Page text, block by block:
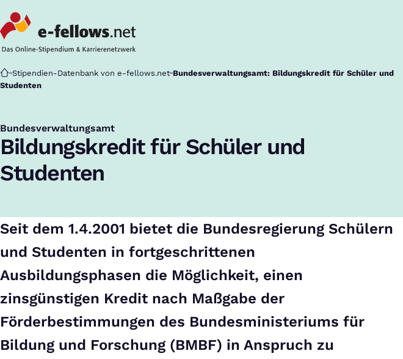
Startseite
Stipendien-Datenbank von e-fellows.net Bundesverwaltungsamt: Bildungskredit für Schüler und
Studenten
Bundesverwaltungsamt
:
Bildungskredit für Schüler und
Studenten
Seit dem 1.4.2001 bietet die Bundesregierung Schülern
und Studenten in fortgeschrittenen
Ausbildungsphasen die Möglichkeit, einen
zinsgünstigen Kredit nach Maßgabe der
Förderbestimmungen des Bundesministeriums für
Bildung und Forschung (BMBF) in Anspruch zu